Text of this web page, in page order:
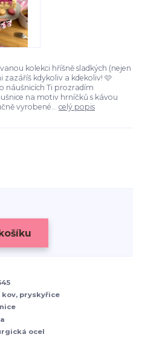
kolekci hříšně sladkých (nejen
kdykoliv a kdekoliv! 🩷
náušnicích Ti prozradím
na motiv hrníčků s kávou
vyrobené... celý popis
kov, pryskyřice
ocel